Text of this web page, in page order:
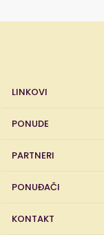
LINKOVI
PONUDE
PARTNERI
PONUĐAČI
KONTAKT